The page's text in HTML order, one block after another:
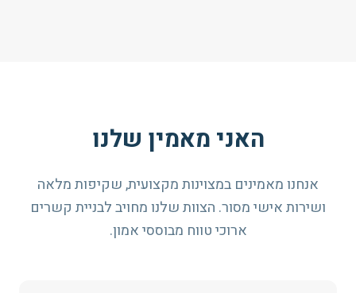
האני מאמין שלנו
אנחנו מאמינים במצוינות מקצועית, שקיפות מלאה
ושירות אישי מסור. הצוות שלנו מחויב לבניית קשרים
ארוכי טווח מבוססי אמון.